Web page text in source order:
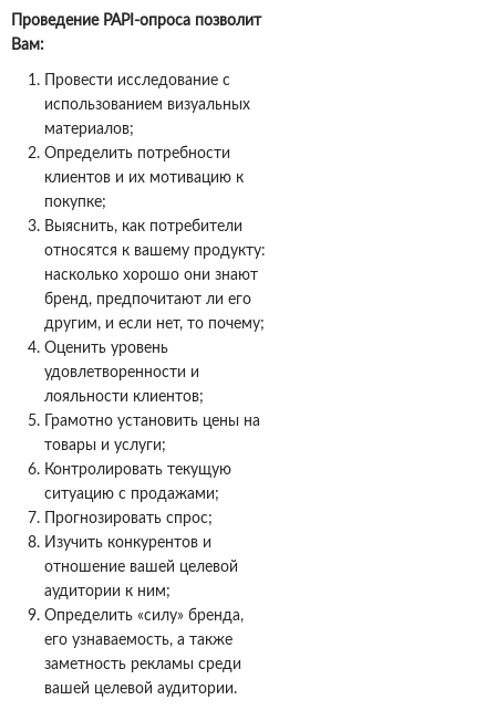
Проведение PAPI -опроса позволит
Вам:
Провести исследование с
использованием визуальных
материалов;
Определить потребности
клиентов и их мотивацию к
покупке;
Выяснить, как потребители
относятся к вашему продукту:
насколько хорошо они знают
бренд, предпочитают ли его
другим, и если нет, то почему;
Оценить уровень
удовлетворенности и
лояльности клиентов;
Грамотно установить цены на
товары и услуги;
Контролировать текущую
ситуацию с продажами;
Прогнозировать спрос;
Изучить конкурентов и
отношение вашей целевой
аудитории к ним;
Определить «силу» бренда,
его узнаваемость, а также
заметность рекламы среди
вашей целевой аудитории.